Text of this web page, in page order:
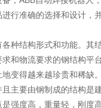
行准确的选择和设计，
种结构形式和功能。其
和物流要求的钢结构平
变得越来越珍贵和稀缺
主要由钢制成的结构是
强度高，重量轻，刚度